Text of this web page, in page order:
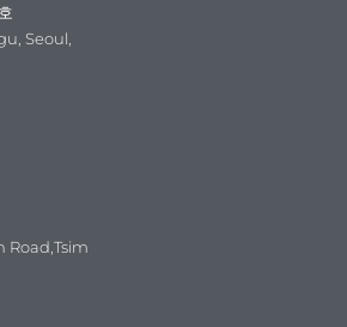
Seoul,
Road,Tsim